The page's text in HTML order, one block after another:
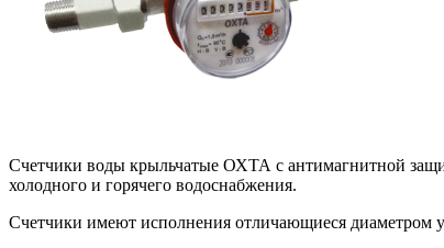
Счетчики воды крыльчатые ОХТА с антимагнитной
холодного и горячего водоснабжения.
Счетчики имеют исполнения отличающиеся диаметром